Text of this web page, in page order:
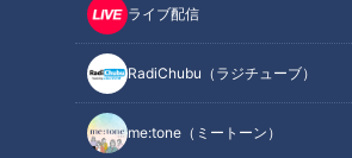
ライブ配信
RadiChubu（ラジチューブ）
me:tone（ミートーン）
全力で応援すると心に決めたのである。